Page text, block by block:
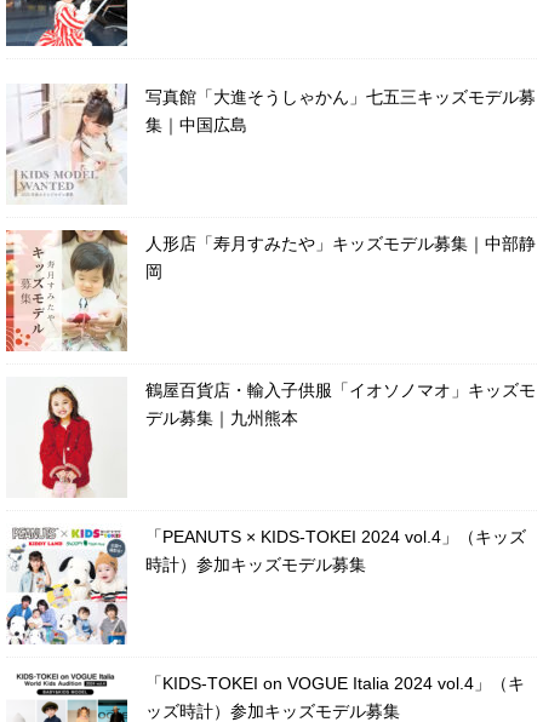
写真館「大進そうしゃかん」七五三キッズモデル募
集｜中国広島
人形店「寿月すみたや」キッズモデル募集｜中部静
岡
鶴屋百貨店・輸入子供服「イオソノマオ」キッズモ
デル募集｜九州熊本
「PEANUTS × KIDS-TOKEI 2024 vol.4」（キッズ
時計）参加キッズモデル募集
「KIDS-TOKEI on VOGUE Italia 2024 vol.4」（キ
ッズ時計）参加キッズモデル募集